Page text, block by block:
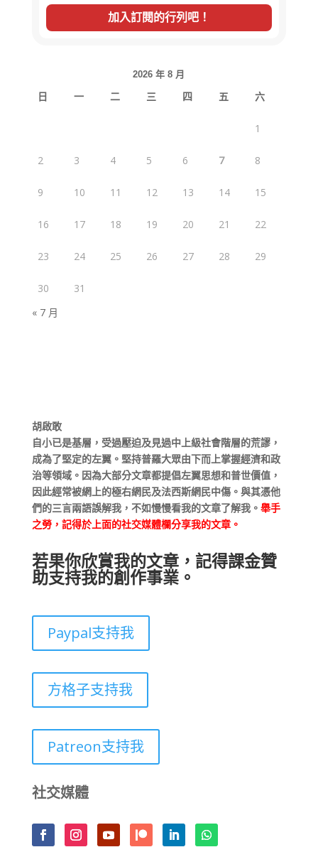
2026 年 8 月
日 一 二 三 四 五 六
1
2 3 4 5 6 7 8
9 10 11 12 13 14 15
16 17 18 19 20 21 22
23 24 25 26 27 28 29
30
31
« 7 月
胡啟敢
自小已是基層，受過壓迫及見過中上級社會階層的荒謬，
成為了堅定的左翼。堅持普羅大眾由下而上掌握經濟和政
治等領域。因為大部分文章都提倡左翼思想和普世價值，
因此經常被網上的極右網民及法西斯網民中傷。與其憑他
們的三言兩語誤解我，不如慢慢看我的文章了解我。 舉手
之勞，記得於上面的社交媒體欄分享我的文章。
若果你欣賞我的文章，記得課金贊
助支持我的創作事業。
Paypal支持我
方格子支持我
Patreon支持我
社交媒體